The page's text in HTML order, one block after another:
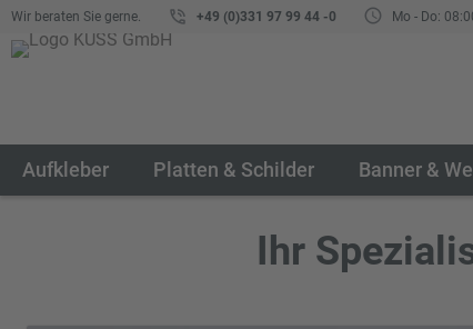
Wir beraten Sie gerne. +49 (0)331 97 99 44 -0 Mo - Do:
Aufkleber Platten & Schilder Banner &
Ihr